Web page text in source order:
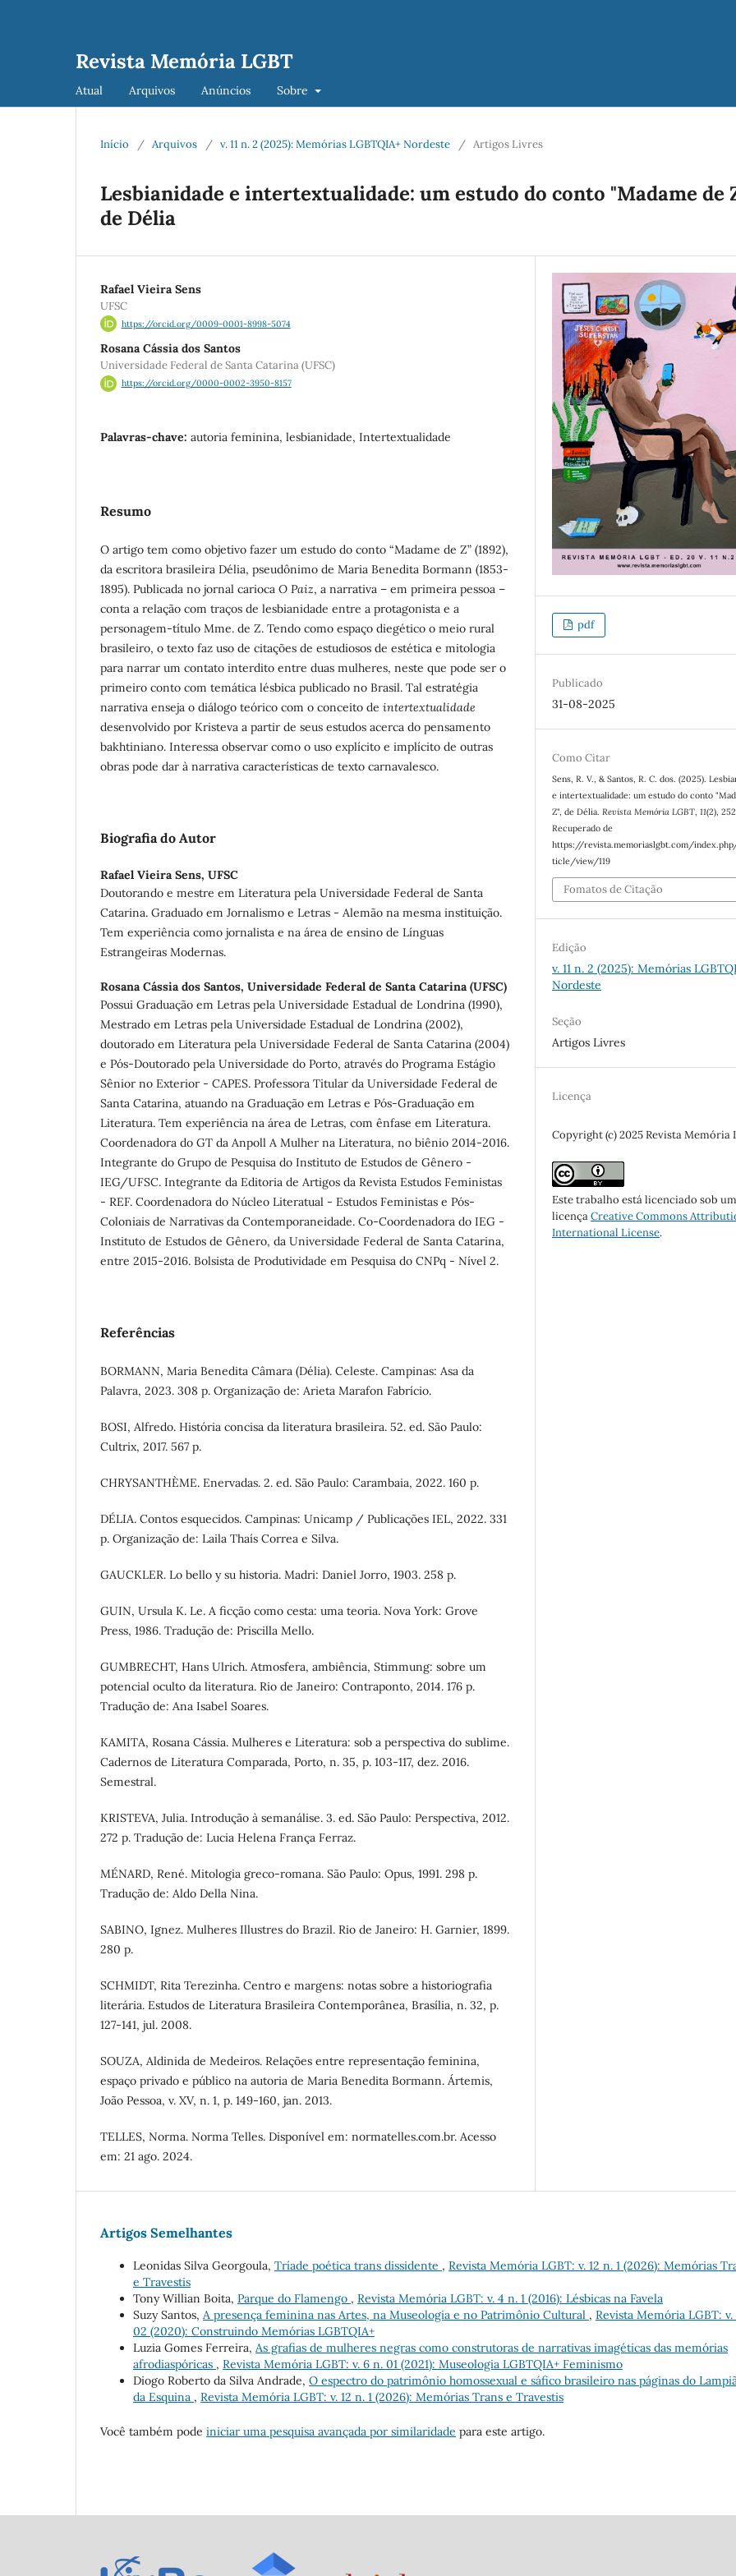
Revista Memória LGBT
Atual Arquivos Anúncios Sobre
Início / Arquivos / v. 11 n. 2 (2025): Memórias LGBTQIA+ Nordeste / Artigos Livres
Lesbianidade e intertextualidade: um estudo do conto "Madame de
de Délia
Rafael Vieira Sens
UFSC
https://orcid.org/0009-0001-8998-5074
Rosana Cássia dos Santos
Universidade Federal de Santa Catarina (UFSC)
https://orcid.org/0000-0002-3950-8157
Palavras-chave: autoria feminina, lesbianidade, Intertextualidade
Resumo
O artigo tem como objetivo fazer um estudo do conto “Madame de Z” (1892),
da escritora brasileira Délia, pseudônimo de Maria Benedita Bormann (1853-
1895). Publicada no jornal carioca O Paiz, a narrativa – em primeira pessoa –
conta a relação com traços de lesbianidade entre a protagonista e a
personagem-título Mme. de Z. Tendo como espaço diegético o meio rural
brasileiro, o texto faz uso de citações de estudiosos de estética e mitologia
para narrar um contato interdito entre duas mulheres, neste que pode ser o
primeiro conto com temática lésbica publicado no Brasil. Tal estratégia
narrativa enseja o diálogo teórico com o conceito de intertextualidade
desenvolvido por Kristeva a partir de seus estudos acerca do pensamento
bakhtiniano. Interessa observar como o uso explícito e implícito de outras
obras pode dar à narrativa características de texto carnavalesco.
Biografia do Autor
Rafael Vieira Sens, UFSC
Doutorando e mestre em Literatura pela Universidade Federal de Santa
Catarina. Graduado em Jornalismo e Letras - Alemão na mesma instituição.
Tem experiência como jornalista e na área de ensino de Línguas
Estrangeiras Modernas.
Rosana Cássia dos Santos, Universidade Federal de Santa Catarina (UFSC)
Possui Graduação em Letras pela Universidade Estadual de Londrina (1990),
Mestrado em Letras pela Universidade Estadual de Londrina (2002),
doutorado em Literatura pela Universidade Federal de Santa Catarina (2004)
e Pós-Doutorado pela Universidade do Porto, através do Programa Estágio
Sênior no Exterior - CAPES. Professora Titular da Universidade Federal de
Santa Catarina, atuando na Graduação em Letras e Pós-Graduação em
Literatura. Tem experiência na área de Letras, com ênfase em Literatura.
Coordenadora do GT da Anpoll A Mulher na Literatura, no biênio 2014-2016.
Integrante do Grupo de Pesquisa do Instituto de Estudos de Gênero -
IEG/UFSC. Integrante da Editoria de Artigos da Revista Estudos Feministas
- REF. Coordenadora do Núcleo Literatual - Estudos Feministas e Pós-
Coloniais de Narrativas da Contemporaneidade. Co-Coordenadora do IEG -
Instituto de Estudos de Gênero, da Universidade Federal de Santa Catarina,
entre 2015-2016. Bolsista de Produtividade em Pesquisa do CNPq - Nível 2.
Referências
BORMANN, Maria Benedita Câmara (Délia). Celeste. Campinas: Asa da
Palavra, 2023. 308 p. Organização de: Arieta Marafon Fabrício.
BOSI, Alfredo. História concisa da literatura brasileira. 52. ed. São Paulo:
Cultrix, 2017. 567 p.
CHRYSANTHÈME. Enervadas. 2. ed. São Paulo: Carambaia, 2022. 160 p.
DÉLIA. Contos esquecidos. Campinas: Unicamp / Publicações IEL, 2022. 331
p. Organização de: Laila Thaís Correa e Silva.
GAUCKLER. Lo bello y su historia. Madri: Daniel Jorro, 1903. 258 p.
GUIN, Ursula K. Le. A ficção como cesta: uma teoria. Nova York: Grove
Press, 1986. Tradução de: Priscilla Mello.
GUMBRECHT, Hans Ulrich. Atmosfera, ambiência, Stimmung: sobre um
potencial oculto da literatura. Rio de Janeiro: Contraponto, 2014. 176 p.
Tradução de: Ana Isabel Soares.
KAMITA, Rosana Cássia. Mulheres e Literatura: sob a perspectiva do sublime.
Cadernos de Literatura Comparada, Porto, n. 35, p. 103-117, dez. 2016.
Semestral.
KRISTEVA, Julia. Introdução à semanálise. 3. ed. São Paulo: Perspectiva, 2012.
272 p. Tradução de: Lucia Helena França Ferraz.
MÉNARD, René. Mitologia greco-romana. São Paulo: Opus, 1991. 298 p.
Tradução de: Aldo Della Nina.
SABINO, Ignez. Mulheres Illustres do Brazil. Rio de Janeiro: H. Garnier, 1899.
280 p.
SCHMIDT, Rita Terezinha. Centro e margens: notas sobre a historiografia
literária. Estudos de Literatura Brasileira Contemporânea, Brasília, n. 32, p.
127-141, jul. 2008.
SOUZA, Aldinida de Medeiros. Relações entre representação feminina,
espaço privado e público na autoria de Maria Benedita Bormann. Ártemis,
João Pessoa, v. XV, n. 1, p. 149-160, jan. 2013.
TELLES, Norma. Norma Telles. Disponível em: normatelles.com.br. Acesso
em: 21 ago. 2024.
pdf
Publicado
31-08-2025
Como Citar
Sens, R. V., & Santos, R. C. dos. (2025).
e intertextualidade: um estudo do conto
Z", de Délia. Revista Memória LGBT ,11(2),
Recuperado de
https://revista.memoriaslgbt.com/
ticle/view/119
Fomatos de Citação
Edição
v. 11 n. 2 (2025): Memórias
Nordeste
Seção
Artigos Livres
Licença
Copyright (c) 2025 Revista Memória
Este trabalho está licenciado sob
licençaCreative Commons
International License.
Artigos Semelhantes
Leonidas Silva Georgoula, Tríade poética trans dissidente , Revista Memória LGBT: v. 12 n. 1 (2026): Memórias
e Travestis
Tony Willian Boita, Parque do Flamengo , Revista Memória LGBT: v. 4 n. 1 (2016): Lésbicas na Favela
Suzy Santos, A presença feminina nas Artes, na Museologia e no Patrimônio Cultural , Revista Memória LGBT: v.
02 (2020): Construindo Memórias LGBTQIA+
Luzia Gomes Ferreira, As grafias de mulheres negras como construtoras de narrativas imagéticas das memórias
afrodiaspóricas , Revista Memória LGBT: v. 6 n. 01 (2021): Museologia LGBTQIA+ Feminismo
Diogo Roberto da Silva Andrade, O espectro do patrimônio homossexual e sáfico brasileiro nas páginas do
da Esquina , Revista Memória LGBT: v. 12 n. 1 (2026): Memórias Trans e Travestis
Você também pode iniciar uma pesquisa avançada por similaridade para este artigo.